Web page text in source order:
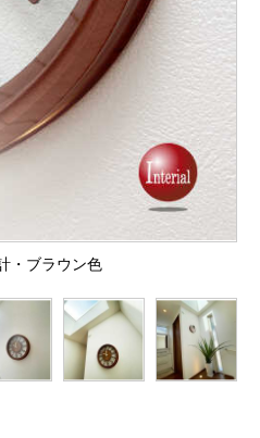
・ブラウン色